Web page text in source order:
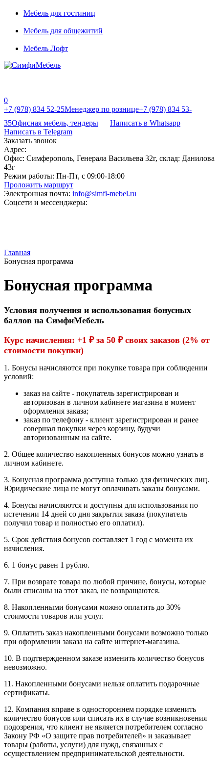
Мебель для гостиниц
Мебель для общежитий
Мебель Лофт
0
+7 (978) 834 52-25Менеджер по рознице+7 (978) 834 53-
35Офисная мебель, тендеры
Написать в Whatsapp
Написать в Telegram
Заказать звонок
Адрес:
Офис: Симферополь, Генерала Васильева 32г, склад: Данилова
43г
Режим работы: Пн-Пт, с 09:00-18:00
Проложить маршрут
Электронная почта: info@simfi-mebel.ru
Соцсети и мессенджеры:
Главная
Бонусная программа
Бонусная программа
Условия получения и использования бонусных
баллов на СимфиМебель
Курс начисления: +1 ₽за 50 ₽ своих заказов (2% от
стоимости покупки)
1. Бонусы начисляются при покупке товара при соблюдении
условий:
заказ на сайте - покупатель зарегистрирован и
авторизован в личном кабинете магазина в момент
оформления заказа;
заказ по телефону - клиент зарегистрирован и ранее
совершал покупки через корзину, будучи
авторизованным на сайте.
2. Общее количество накопленных бонусов можно узнать в
личном кабинете.
3. Бонусная программа доступна только для физических лиц.
Юридические лица не могут оплачивать заказы бонусами.
4. Бонусы начисляются и доступны для использования по
истечении 14 дней со дня закрытия заказа (покупатель
получил товар и полностью его оплатил).
5. Срок действия бонусов составляет 1 год с момента их
начисления.
6. 1 бонус равен 1 рублю.
7. При возврате товара по любой причине, бонусы, которые
были списаны на этот заказ, не возвращаются.
8. Накопленными бонусами можно оплатить до 30%
стоимости товаров или услуг.
9. Оплатить заказ накопленными бонусами возможно только
при оформлении заказа на сайте интернет-магазина.
10. В подтвержденном заказе изменить количество бонусов
невозможно.
11. Накопленными бонусами нельзя оплатить подарочные
сертификаты.
12. Компания вправе в одностороннем порядке изменить
количество бонусов или списать их в случае возникновения
подозрения, что клиент не является потребителем согласно
Закону РФ «О защите прав потребителей» и заказывает
товары (работы, услуги) для нужд, связанных с
осуществлением предпринимательской деятельности.